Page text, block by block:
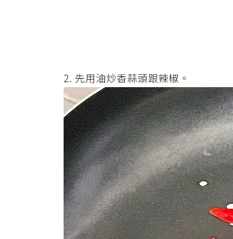
2. 先用油炒香蒜頭跟辣椒。